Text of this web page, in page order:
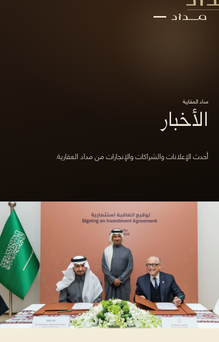
مداد العقارية
الأخبار
أحدث الإعلانات والشراكات والإنجازات من مداد العقارية.